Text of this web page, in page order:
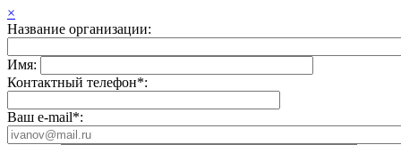
×
Название организации:
Имя:
Контактный телефон*:
Ваш e-mail*: